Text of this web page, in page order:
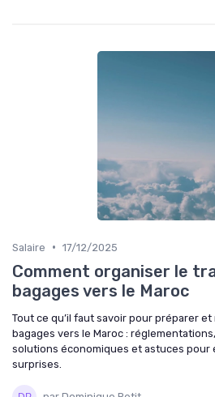
Salaire • 17/12/2025
Comment organiser le
bagages vers le Maroc
Tout ce qu’il faut savoir pour préparer
bagages vers le Maroc :
solutions économiques et astuces pour
surprises.